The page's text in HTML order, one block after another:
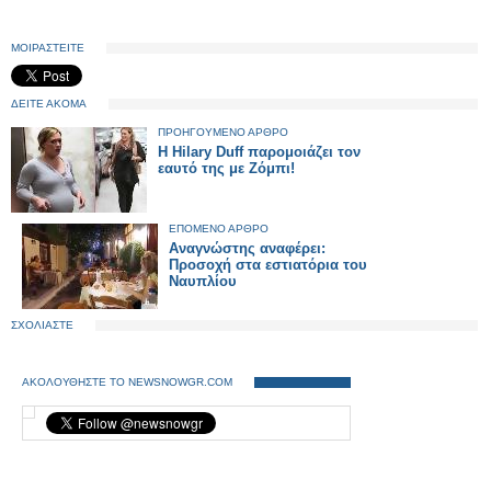
ΜΟΙΡΑΣΤΕΙΤΕ
ΔΕΙΤΕ ΑΚΟΜΑ
ΠΡΟΗΓΟΥΜΕΝΟ ΑΡΘΡΟ
Η Hilary Duff παρομοιάζει τον
εαυτό της με Ζόμπι!
ΕΠΟΜΕΝΟ ΑΡΘΡΟ
Αναγνώστης αναφέρει:
Προσοχή στα εστιατόρια του
Ναυπλίου
ΣΧΟΛΙΑΣΤΕ
ΑΚΟΛΟΥΘΗΣΤΕ ΤΟ NEWSNOWGR.COM